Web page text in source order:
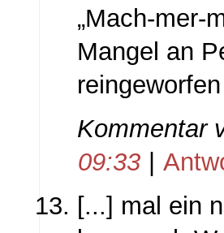
„Mach-mer-
Mangel an
Kommentar
09:33 |
[...] mal ein